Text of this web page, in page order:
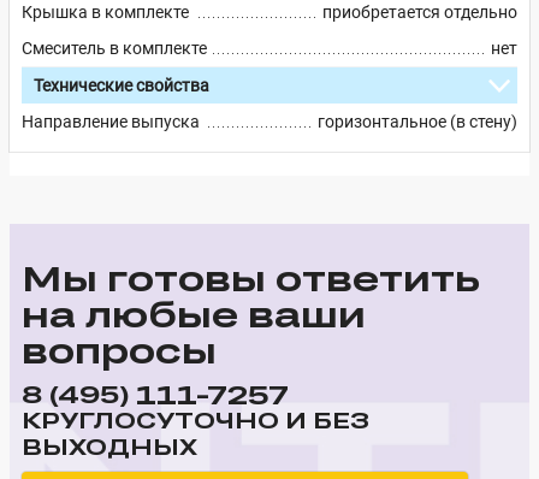
Крышка в комплекте
приобретается отдельно
Смеситель в комплекте
нет
Технические свойства
Направление выпуска
горизонтальное (в стену)
Мы готовы ответить
на любые ваши
вопросы
8 (495) 111-7257
КРУГЛОСУТОЧНО И БЕЗ
ВЫХОДНЫХ